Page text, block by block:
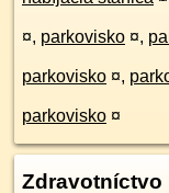
¤, parkovisko ¤,
parkovisko ¤,
parkovisko ¤
Zdravotníctvo